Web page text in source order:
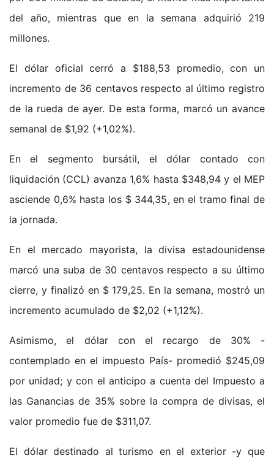
del año, mientras que en la semana adquirió 219
millones.
El dólar oficial cerró a $188,53 promedio, con un
incremento de 36 centavos respecto al último registro
de la rueda de ayer. De esta forma, marcó un avance
semanal de $1,92 (+1,02%).
En el segmento bursátil, el dólar contado con
liquidación (CCL) avanza 1,6% hasta $348,94 y el MEP
asciende 0,6% hasta los $ 344,35, en el tramo final de
la jornada.
En el mercado mayorista, la divisa estadounidense
marcó una suba de 30 centavos respecto a su último
cierre, y finalizó en $ 179,25. En la semana, mostró un
incremento acumulado de $2,02 (+1,12%).
Asimismo, el dólar con el recargo de 30% -
contemplado en el impuesto País- promedió $245,09
por unidad; y con el anticipo a cuenta del Impuesto a
las Ganancias de 35% sobre la compra de divisas, el
valor promedio fue de $311,07.
El dólar destinado al turismo en el exterior -y que